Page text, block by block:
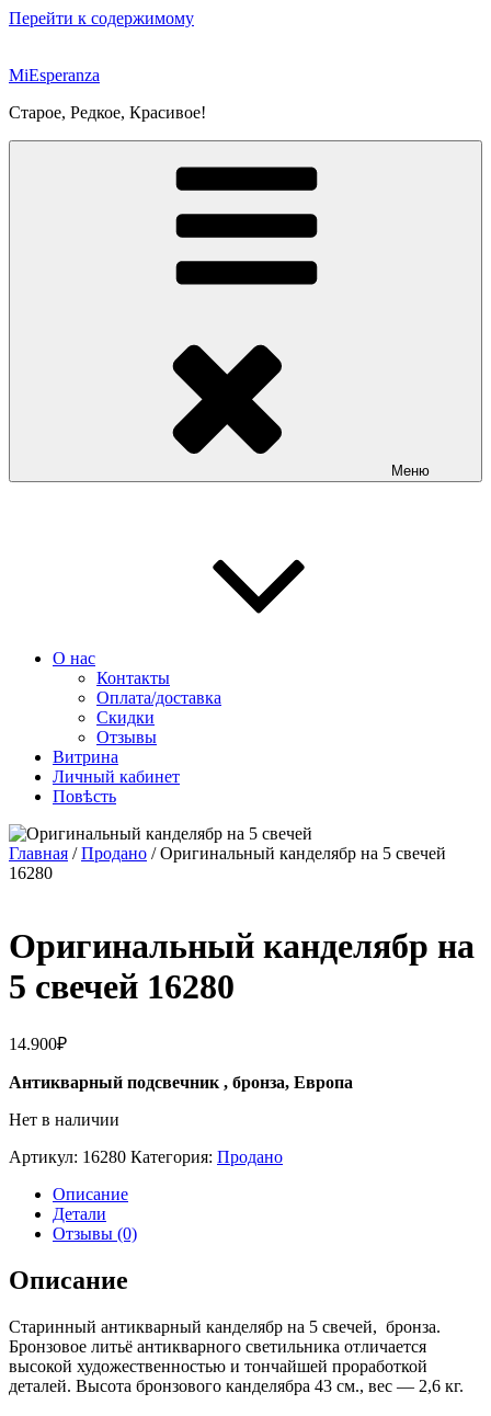
Перейти к содержимому
MiEsperanza
Старое, Редкое, Красивое!
Меню
О нас
Контакты
Оплата/доставка
Скидки
Отзывы
Витрина
Личный кабинет
Повѣсть
Главная /Продано / Оригинальный канделябр на 5 свечей
16280
Оригинальный канделябр на
5 свечей 16280
14.900₽
Антикварный подсвечник , бронза, Европа
Нет в наличии
Артикул: 16280 Категория: Продано
Описание
Детали
Отзывы (0)
Описание
Старинный антикварный канделябр на 5 свечей, бронза.
Бронзовое литьё антикварного светильника отличается
высокой художественностью и тончайшей проработкой
деталей. Высота бронзового канделябра 43 см., вес — 2,6 кг.